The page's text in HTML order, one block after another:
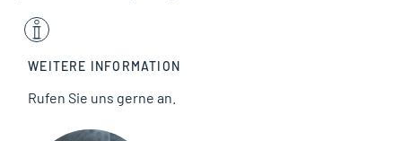
WEITERE INFORMATION
Rufen Sie uns gerne an.